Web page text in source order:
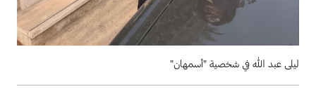
ليلى عبد الله في شخصية "أسمهان"